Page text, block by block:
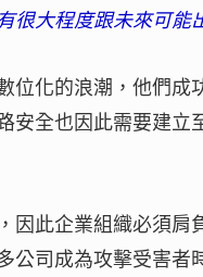
大程度跟未來可能
位化的浪潮，他們
全也因此需要建立
因此企業組織必須
公司成為攻擊受害者